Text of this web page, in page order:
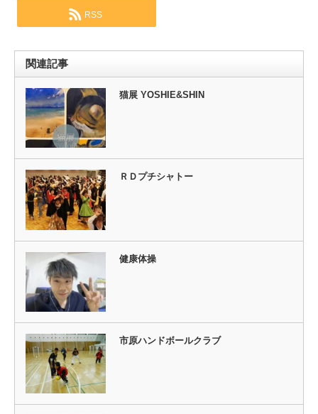
RSS
関連記事
猫展 YOSHIE&SHIN
ＲＤプチシャトー
健康体操
市原ハンドボールクラブ